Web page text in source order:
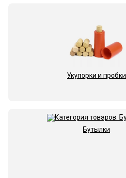
Укупорки и пробки
Бутылки